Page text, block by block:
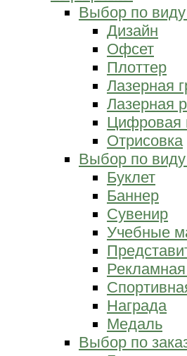
Выбор по
Дизайн
Офсет
Плоттер
Лазерная
Лазерная
Цифровая
Отрисовка
Выбор по
Буклет
Баннер
Сувенир
Учебные
Награда
Медаль
Выбор по